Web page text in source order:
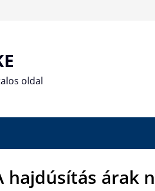
oldal
hajdúsítás árak